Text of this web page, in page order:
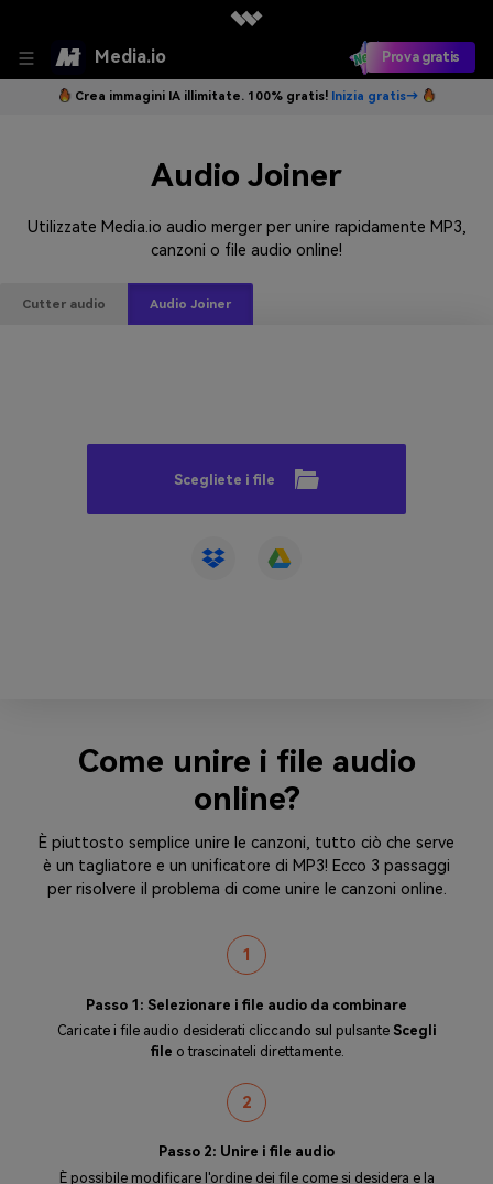
Media.io Prova gratis
Crea immagini IA illimitate. 100% gratis! Inizia gratis→
Audio Joiner
Utilizzate Media.io audio merger per unire rapidamente MP3,
canzoni o file audio online!
Cutter audio Audio Joiner
Scegliete i file
Come unire i file audio
online?
È piuttosto semplice unire le canzoni, tutto ciò che serve
è un tagliatore e un unificatore di MP3! Ecco 3 passaggi
per risolvere il problema di come unire le canzoni online.
1
Passo 1: Selezionare i file audio da combinare
Caricate i file audio desiderati cliccando sul pulsante Scegli
file o trascinateli direttamente.
2
Passo 2: Unire i file audio
È possibile modificare l'ordine dei file come si desidera e la